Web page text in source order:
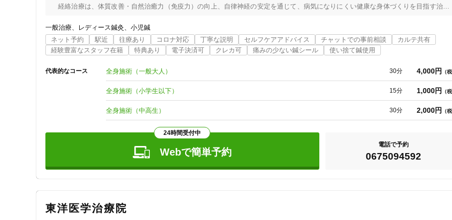
住所 尼崎市 変更する
一般治療 美容鍼 スポーツ鍼灸 レディ
特徴・キーワード
経絡治療は、体質改善・自然治癒力（免疫力）の向上、自律神経の安定を通じて、病気になりにくい健康な身体づくりを目指す治療
当院のはりは、主に刺さずに施術するので、はりが初めての方やお子さんにも安心して受けることができます。
場合によっては刺すはりも行いますので、刺すはりの刺激が好きな方は今まで受けたことがあるような鍼灸施術を受けることも可能
す。
また、症状の原因になっているかもしれない生活習慣などをカウンセリングし、改善点もアドバイスいたします。特に食生活のかた
りなどは栄養面だけではなく、同じく東洋医学の考えを元にしている「薬膳（やくぜん）」の観点からのアドバイスもいたします。​​
薬に頼ることが悪いわけではありません。ただ、それ以外の選択肢を探したい方に、東洋医学がお役に立てることもあります。公
​　是非一度お問い合わせください。
※ 祝日も営業いたします。ただし、GW・お盆・年末年始・研修日等は、お休みをいただく場合がございます。
一般治療 レディース鍼灸
小児鍼
ネット予約
駅近 往療あり コロナ対応 丁寧な説明 セルフケアアドバイス チャットでの事前相談
カルテ共有
経験豊富なスタッフ在籍
特典あり 電子決済可 クレカ可 痛みの少ない鍼シール 使い捨て鍼使用
代表的なコース 全身施術（一般大人） 30分 4,000円 （
全身施術（小学生以下） 15分 1,000円 （
全身施術（中高生） 30分 2,000円 （
24時間受付中
Webで簡単予約
電話で予約
0675094592
東洋医学治療院